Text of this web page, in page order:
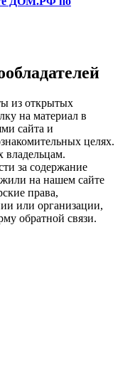
из открытых
на материал в
сайта и
целях.
владельцам.
за содержание
на нашем сайте
права,
или организации,
обратной связи.